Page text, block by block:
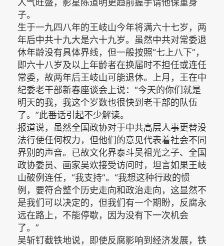
人气旺盛，影星陈道明更趋前握手请他保重身
子。
生于一九四八年的王岐山今年将满六十七岁，两
年后中共十九大是六十九岁。虽然中共对常委退
休年龄没有具体界线，但一般按照“七上八下”，
即六十八岁及以上年龄者在换届时不担任或连任
常委，故两年后王岐山可能退休。上月，王在中
纪委老干部新春座谈会上说：“今天的你们就是
明天的我，我这个岁数也很快到老干部的队伍
了。”此番话引起不少解读。
报道说，虽然全国政协对于中共高层人事更替没
法行使任何权力，但他们的意见代表着社会不同
界别的声音。已故文化界泰斗吴祖光之子、全国
政协委员、画家吴欢接受访问时，坦言如果王岐
山破例连任，“我支持”。“我想这种行政的惯
例，要符合整个历史走向和政治走向，这显然不
是我们可以决定的，但我们有一个期盼，反腐永
远在路上，不能停歇，因为没有下一次机会
了。”
吴斩钉截铁地说，即使反腐影响到经济发展，铁